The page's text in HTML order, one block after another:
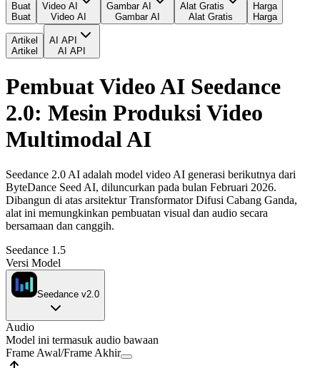
Buat
Buat
Video AI
Video AI
Gambar AI
Gambar AI
Alat Gratis
Alat Gratis
Harga
Harga
Artikel
Artikel
AI API
AI API
Pembuat Video AI Seedance
2.0: Mesin Produksi Video
Multimodal AI
Seedance 2.0 AI adalah model video AI generasi berikutnya dari
ByteDance Seed AI, diluncurkan pada bulan Februari 2026.
Dibangun di atas arsitektur Transformator Difusi Cabang Ganda,
alat ini memungkinkan pembuatan visual dan audio secara
bersamaan dan canggih.
Seedance 1.5
Versi Model
Seedance v2.0
Audio
Model ini termasuk audio bawaan
Frame Awal/Frame Akhir